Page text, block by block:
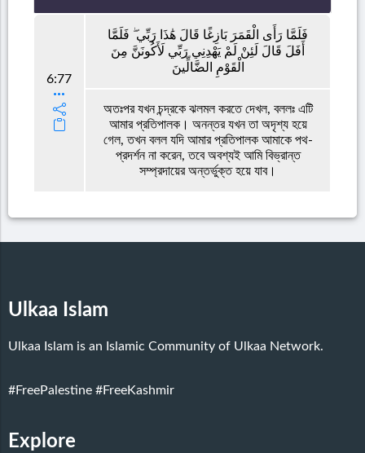
6:77
فَلَمَّا رَأَى الْقَمَرَ بَازِغًا قَالَ هَٰذَا رَبِّي ۖ فَلَمَّا
أَفَلَ قَالَ لَئِنْ لَمْ يَهْدِنِي رَبِّي لَأَكُونَنَّ مِنَ
الْقَوْمِ الضَّالِّينَ
অতঃপর যখন চন্দ্রকে ঝলমল করতে দেখল, বললঃ এটি
আমার প্রতিপালক। অনন্তর যখন তা অদৃশ্য হয়ে
গেল, তখন বলল যদি আমার প্রতিপালক আমাকে পথ-
প্রদর্শন না করেন, তবে অবশ্যই আমি বিভ্রান্ত
সম্প্রদায়ের অন্তর্ভুক্ত হয়ে যাব।
Ulkaa Islam
Ulkaa Islam is an Islamic Community of Ulkaa Network.
#FreePalestine #FreeKashmir
Explore